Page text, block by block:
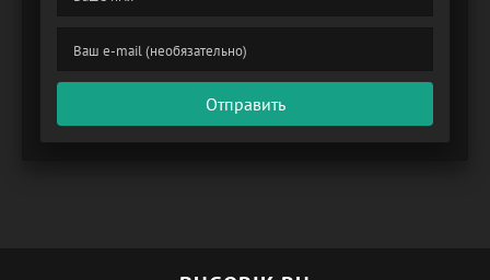
Отправить